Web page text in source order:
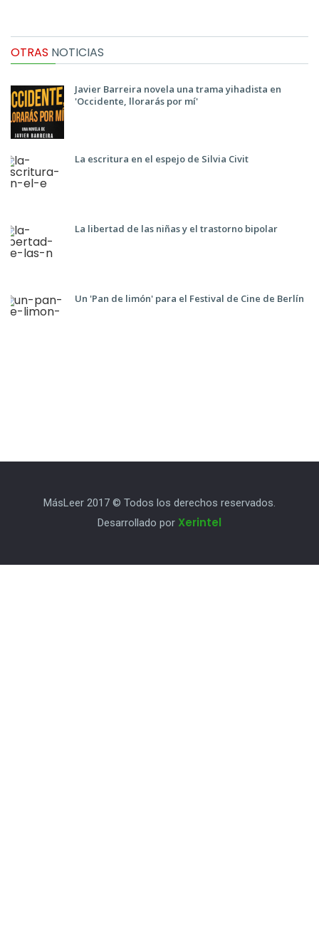
OTRAS NOTICIAS
Javier Barreira novela una trama yihadista en
'Occidente, llorarás por mí'
La escritura en el espejo de Silvia Civit
La libertad de las niñas y el trastorno bipolar
Un 'Pan de limón' para el Festival de Cine de Berlín
MásLeer 2017 © Todos los derechos reservados.
Desarrollado por Xerintel